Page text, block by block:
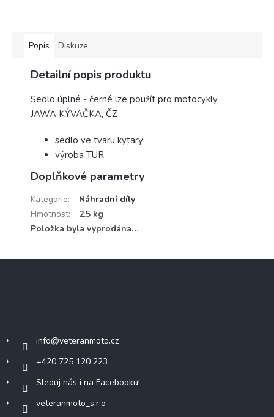
Popis Diskuze
Detailní popis produktu
Sedlo úplné - černé lze použít pro motocykly
JAWA KÝVAČKA, ČZ
sedlo ve tvaru kytary
výroba TUR
Doplňkové parametry
Kategorie:
Náhradní díly
Hmotnost:
2.5 kg
Položka byla vyprodána…
info@veteranmoto.cz
+420 725 120 223
Sleduj nás i na Facebooku!
veteranmoto_s.r.o